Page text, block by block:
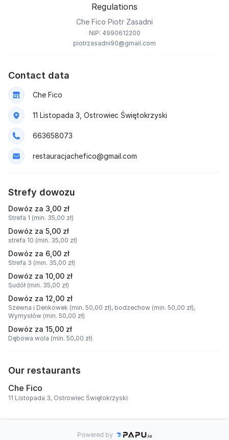
Regulations
Che Fico Piotr Zasadni
NIP: 4990612200
piotrzasadni90@gmail.com
Contact data
Che Fico
11 Listopada 3, Ostrowiec Świętokrzyski
663658073
restauracjachefico@gmail.com
Strefy dowozu
Dowóz za 3,00 zł
Strefa 1 (min. 35,00 zł)
Dowóz za 5,00 zł
strefa 10 (min. 35,00 zł)
Dowóz za 6,00 zł
Strefa 3 (min. 35,00 zł)
Dowóz za 10,00 zł
Sudół (min. 35,00 zł)
Dowóz za 12,00 zł
Szewna i Denkowek (min. 50,00 zł), bodzechow (min. 50,00 zł),
Wymysłów (min. 50,00 zł)
Dowóz za 15,00 zł
Dębowa wola (min. 50,00 zł)
Our restaurants
Che Fico
11 Listopada 3, Ostrowiec Świętokrzyski
Powered by